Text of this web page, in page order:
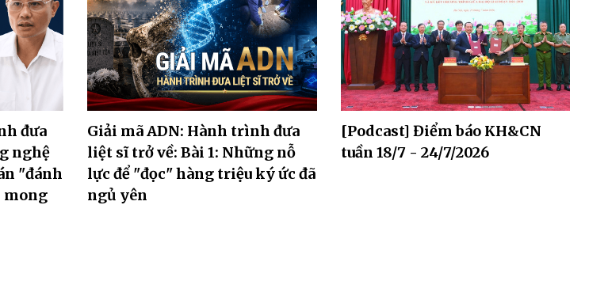
đưa
nghệ
"đánh
mong
Giải mã ADN: Hành trình đưa
liệt sĩ trở về: Bài 1: Những nỗ
lực để "đọc" hàng triệu ký ức đã
ngủ yên
[Podcast] Điểm báo KH&CN
tuần 18/7 - 24/7/2026